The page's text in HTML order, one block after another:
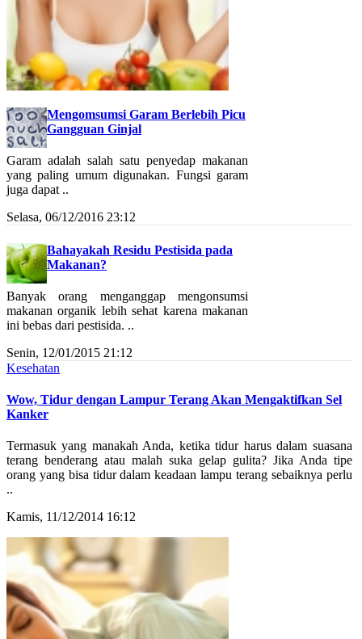
Mengomsumsi Garam Berlebih Picu
Gangguan Ginjal
Garam adalah salah satu penyedap makanan
yang paling umum digunakan. Fungsi garam
juga dapat ..
Selasa, 06/12/2016 23:12
Bahayakah Residu Pestisida pada
Makanan?
Banyak orang menganggap mengonsumsi
makanan organik lebih sehat karena makanan
ini bebas dari pestisida. ..
Senin, 12/01/2015 21:12
Kesehatan
Wow, Tidur dengan Lampur Terang Akan Mengaktifkan Sel
Kanker
Termasuk yang manakah Anda, ketika tidur harus dalam suasana
terang benderang atau malah suka gelap gulita? Jika Anda tipe
orang yang bisa tidur dalam keadaan lampu terang sebaiknya perlu
..
Kamis, 11/12/2014 16:12